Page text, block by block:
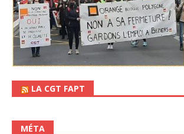
LA CGT FAPT
MÉTA